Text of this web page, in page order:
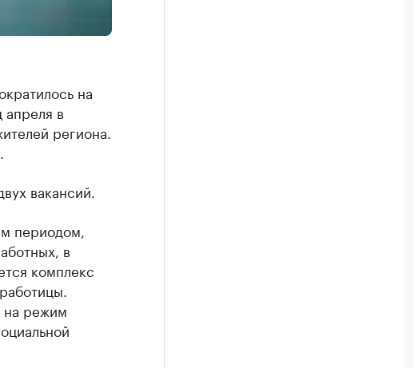
на
в
региона.
вакансий.
периодом,
в
комплекс
на режим